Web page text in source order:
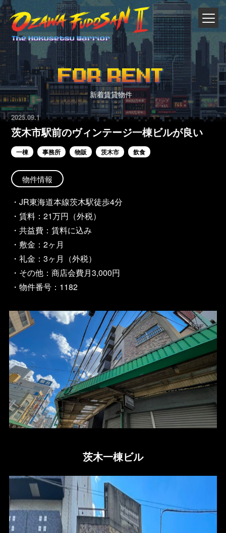
FOR RENT
新着賃貸物件
2025.09.1
茨木市駅前のヴィンテージ一棟ビルが良い
一棟 事務所 物販 茨木市 飲食
物件情報
・JR東海道本線茨木駅徒歩4分
・賃料：21万円（外税）
・共益費：賃料に込み
・敷金：2ヶ月
・礼金：3ヶ月（外税）
・その他：商店会費月3,000円
・物件番号：1182
茨木一棟ビル